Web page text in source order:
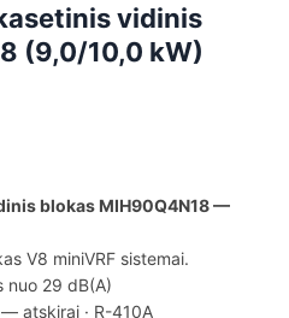
vidinis
(9,0/10,0 kW)
blokas MIH90Q4N18 —
V8 miniVRF sistemai.
nuo 29 dB(A)
— atskirai · R-410A